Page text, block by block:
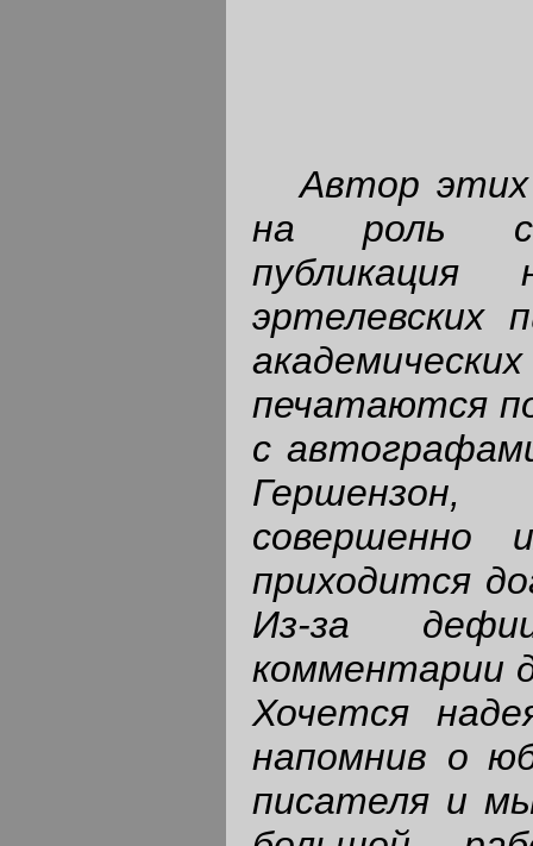
Автор
на роль
публикация
эртелевских
печатаются
с
приходится
Из-за
комментарии
Хочется
напомнив о
писателя и